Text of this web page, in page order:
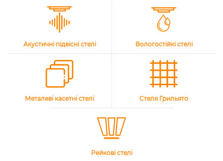
Акустичні підвісні стелі Вологостійкі стелі
Металеві касетні стелі Стеля Грильято
Рейкові стелі